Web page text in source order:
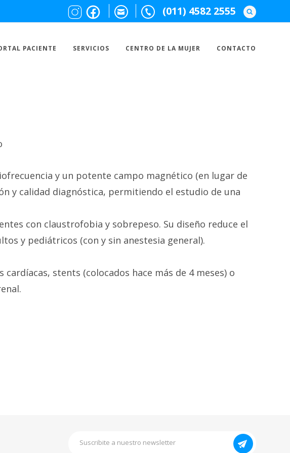
(011) 4582 2555
PACIENTE SERVICIOS CENTRO DE LA MUJER CONTACTO
y un potente campo magnético (en lugar de
y calidad diagnóstica, permitiendo el estudio de una
con claustrofobia y sobrepeso. Su diseño reduce el
y pediátricos (con y sin anestesia general).
stents (colocados hace más de 4 meses) o